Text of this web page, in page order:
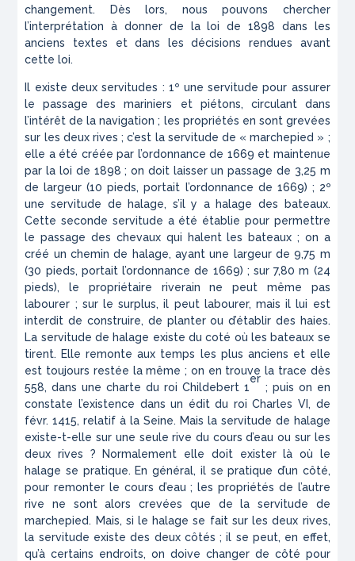
changement. Dès lors, nous pouvons chercher
l’interprétation à donner de la loi de 1898 dans les
anciens textes et dans les décisions rendues avant
cette loi.
Il existe deux servitudes : 1º une servitude pour assurer
le passage des mariniers et piétons, circulant dans
l’intérêt de la navigation ; les propriétés en sont grevées
sur les deux rives ; c’est la servitude de « marchepied » ;
elle a été créée par l’ordonnance de 1669 et main­tenue
par la loi de 1898 ; on doit laisser un passage de 3,25 m
de largeur (10 pieds, portait l’ordonnance de 1669) ; 2º
une servitude de halage, s’il y a halage des bateaux.
Cette seconde servitude a été établie pour permettre
le passage des chevaux qui halent les bateaux ; on a
créé un chemin de halage, ayant une largeur de 9,75 m
(30 pieds, portait l’ordonnance de 1669) ; sur 7,80 m (24
pieds), le propriétaire riverain ne peut même pas
labourer ; sur le surplus, il peut labourer, mais il lui est
interdit de construire, de planter ou d’établir des haies.
La servitude de halage existe du coté où les bateaux se
tirent. Elle remonte aux temps les plus anciens et elle
est toujours restée la même ; on en trouve la trace dès
558, dans une charte du roi Childebert 1
er
; puis on en
constate l’existence dans un édit du roi Charles VI, de
févr. 1415, relatif à la Seine. Mais la servitude de halage
existe-t-elle sur une seule rive du cours d’eau ou sur les
deux rives ? Normalement elle doit exister là où le
halage se pratique. En général, il se pratique d’un côté,
pour remonter le cours d’eau ; les propriétés de l’autre
rive ne sont alors crevées que de la servitude de
marchepied. Mais, si le halage se fait sur les deux rives,
la servitude existe des deux côtés ; il se peut, en effet,
qu’à certains endroits, on doive changer de côté pour